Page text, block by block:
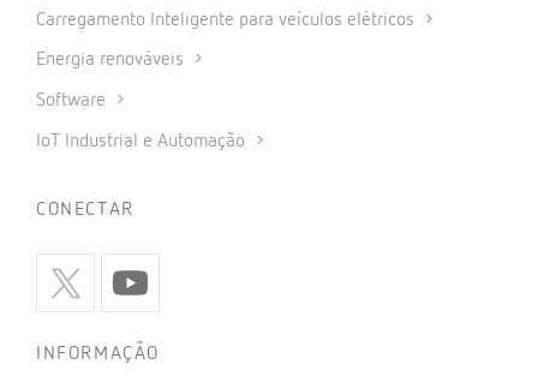
Carregamento Inteligente para veículos elétricos
Energia renováveis
Software
IoT Industrial e Automação
CONECTAR
INFORMAÇÃO